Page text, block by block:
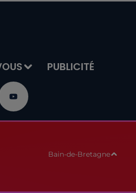
PUBLICITÉ
Bain-de-Bretagne